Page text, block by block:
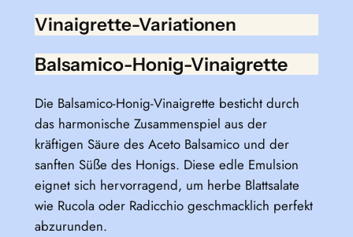
Vinaigrette-Variationen
Balsamico-Honig-Vinaigrette
Die Balsamico-Honig-Vinaigrette besticht durch
das harmonische Zusammenspiel aus der
kräftigen Säure des Aceto Balsamico und der
sanften Süße des Honigs. Diese edle Emulsion
eignet sich hervorragend, um herbe Blattsalate
wie Rucola oder Radicchio geschmacklich perfekt
abzurunden.